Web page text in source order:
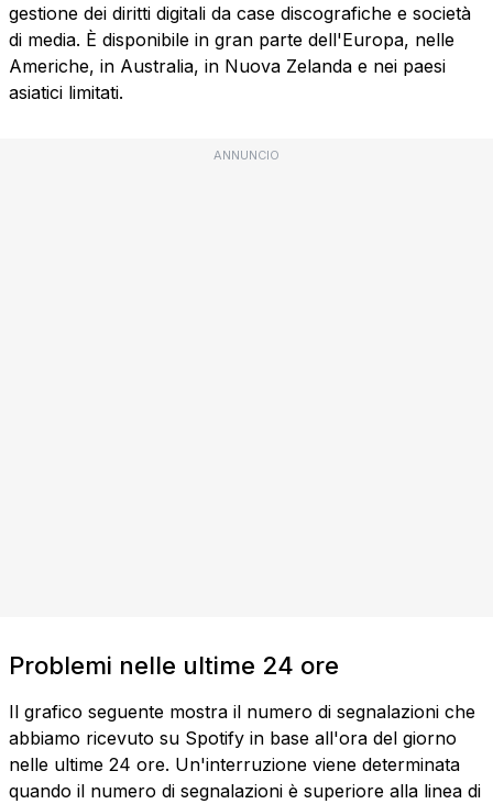
gestione dei diritti digitali da case discografiche e società
di media. È disponibile in gran parte dell'Europa, nelle
Americhe, in Australia, in Nuova Zelanda e nei paesi
asiatici limitati.
ANNUNCIO
Problemi nelle ultime 24 ore
Il grafico seguente mostra il numero di segnalazioni che
abbiamo ricevuto su Spotify in base all'ora del giorno
nelle ultime 24 ore. Un'interruzione viene determinata
quando il numero di segnalazioni è superiore alla linea di